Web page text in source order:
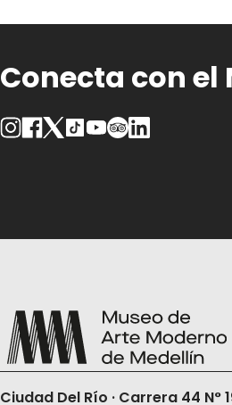
Conecta con el
Ciudad Del Río · Carrera 44 N°